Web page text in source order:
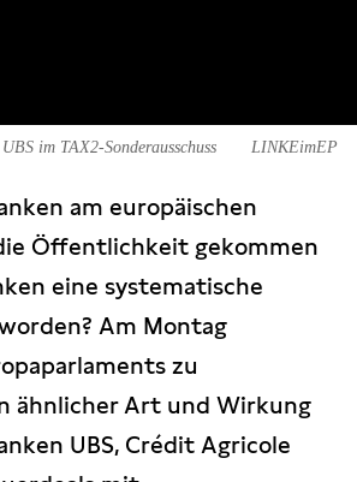
im TAX2-Sonderausschuss LINKEimEP
am europäischen
Öffentlichkeit gekommen
eine systematische
Am Montag
zu
ähnlicher Art und Wirkung
UBS, Crédit Agricole